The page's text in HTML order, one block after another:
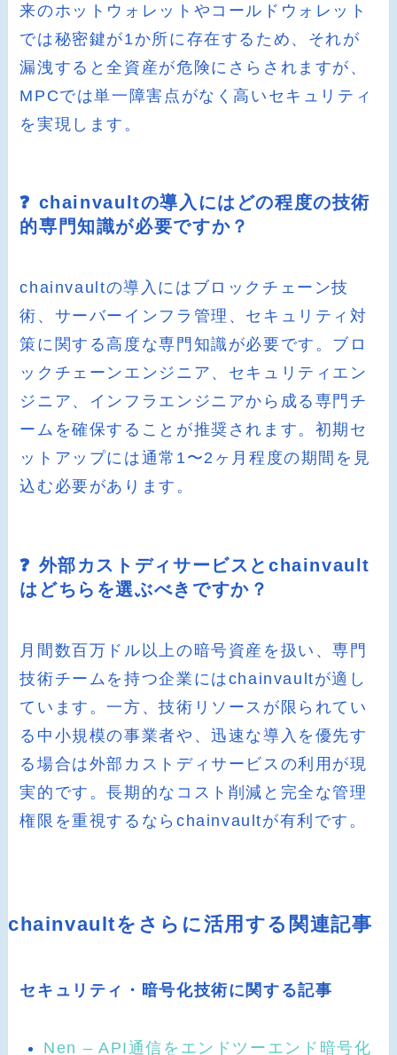
来のホットウォレットやコールドウォレット
では秘密鍵が1か所に存在するため、それが
漏洩すると全資産が危険にさらされますが、
MPCでは単一障害点がなく高いセキュリティ
を実現します。
❓ chainvaultの導入にはどの程度の技術
的専門知識が必要ですか？
chainvaultの導入にはブロックチェーン技
術、サーバーインフラ管理、セキュリティ対
策に関する高度な専門知識が必要です。ブロ
ックチェーンエンジニア、セキュリティエン
ジニア、インフラエンジニアから成る専門チ
ームを確保することが推奨されます。初期セ
ットアップには通常1〜2ヶ月程度の期間を見
込む必要があります。
❓ 外部カストディサービスとchainvault
はどちらを選ぶべきですか？
月間数百万ドル以上の暗号資産を扱い、専門
技術チームを持つ企業にはchainvaultが適し
ています。一方、技術リソースが限られてい
る中小規模の事業者や、迅速な導入を優先す
る場合は外部カストディサービスの利用が現
実的です。長期的なコスト削減と完全な管理
権限を重視するならchainvaultが有利です。
chainvaultをさらに活用する関連記事
セキュリティ・暗号化技術に関する記事
Nen – API通信をエンドツーエンド暗号化